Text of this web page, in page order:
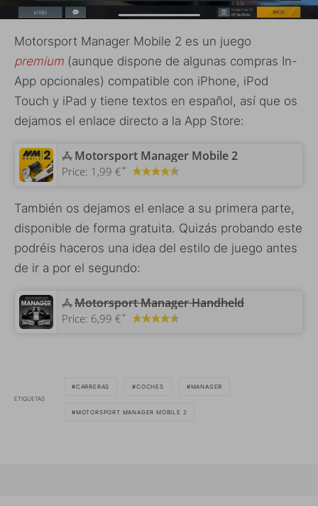
Motorsport Manager Mobile 2 es un juego
premium (aunque dispone de algunas compras In-
App opcionales) compatible con iPhone, iPod
Touch y iPad y tiene textos en español, así que os
dejamos el enlace directo a la App Store:
‎Motorsport Manager Mobile 2
Price: 1,99 €+
También os dejamos el enlace a su primera parte,
disponible de forma gratuita. Quizás probando este
podréis haceros una idea del estilo de juego antes
de ir a por el segundo:
‎Motorsport Manager Handheld
Price: 6,99 €+
ETIQUETAS
CARRERAS COCHES MANAGER
MOTORSPORT MANAGER MOBILE 2